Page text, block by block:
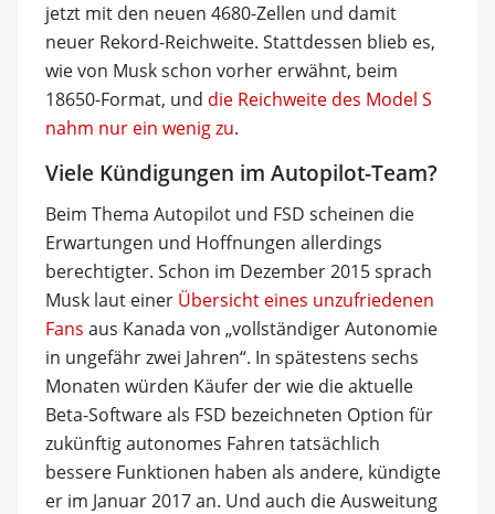
jetzt mit den neuen 4680-Zellen und damit
neuer Rekord-Reichweite. Stattdessen blieb es,
wie von Musk schon vorher erwähnt, beim
18650-Format, und die Reichweite des Model S
nahm nur ein wenig zu.
Viele Kündigungen im Autopilot-Team?
Beim Thema Autopilot und FSD scheinen die
Erwartungen und Hoffnungen allerdings
berechtigter. Schon im Dezember 2015 sprach
Musk laut einer Übersicht eines unzufriedenen
Fans aus Kanada von „vollständiger Autonomie
in ungefähr zwei Jahren“. In spätestens sechs
Monaten würden Käufer der wie die aktuelle
Beta-Software als FSD bezeichneten Option für
zukünftig autonomes Fahren tatsächlich
bessere Funktionen haben als andere, kündigte
er im Januar 2017 an. Und auch die Ausweitung